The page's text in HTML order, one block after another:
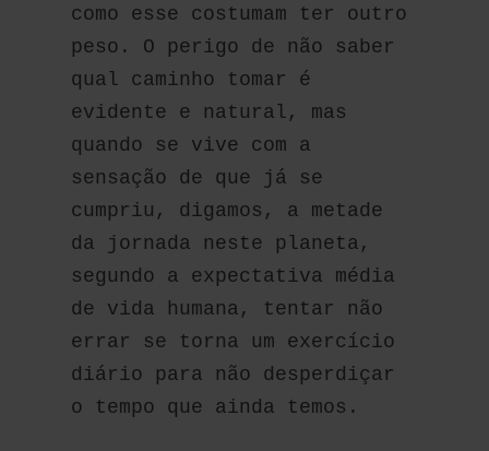
como esse costumam ter outro
peso. O perigo de não saber
qual caminho tomar é
evidente e natural, mas
quando se vive com a
sensação de que já se
cumpriu, digamos, a metade
da jornada neste planeta,
segundo a expectativa média
de vida humana, tentar não
errar se torna um exercício
diário para não desperdiçar
o tempo que ainda temos.